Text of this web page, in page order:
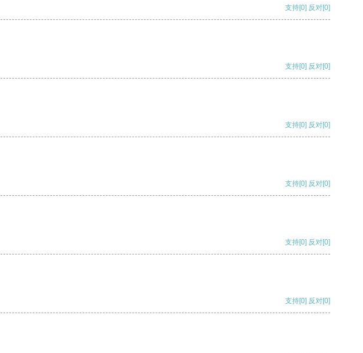
支持[0] 反对[0]
支持[0] 反对[0]
支持[0] 反对[0]
支持[0] 反对[0]
支持[0] 反对[0]
支持[0] 反对[0]